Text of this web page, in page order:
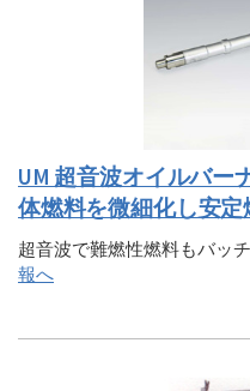
UM 超音波オイルバー
体燃料を微細化し安定
超音波で難燃性燃料もバッ
報へ